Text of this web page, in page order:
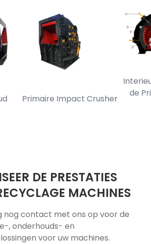
Primaire Impact Crusher
de
DE PRESTATIES
MACHINES
nog contact met ons op voor de
, onderhouds- en
voor uw machines.